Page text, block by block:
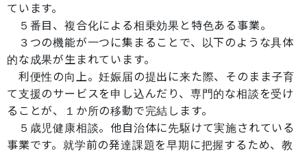
ています。
５番目、複合化による相乗効果と特色ある事業。
３つの機能が一つに集まることで、以下のような具体
的な成果が生まれています。
利便性の向上。妊娠届の提出に来た際、そのまま子育
て支援のサービスを申し込んだり、専門的な相談を受け
ることが、１か所の移動で完結します。
５歳児健康相談。他自治体に先駆けて実施されている
事業です。就学前の発達課題を早期に把握するため、教